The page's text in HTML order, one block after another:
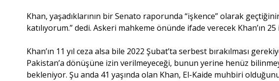
Khan, yaşadıklarının bir Senato raporunda “işkence” olarak
katılıyorum.” dedi. Askeri mahkeme önünde ifade verecek Khan’ın
Khan’ın 11 yıl ceza alsa bile 2022 Şubat’ta serbest bırakılması
Pakistan’a dönüşüne izin verilmeyeceği, bunun yerine henüz
bekleniyor. Şu anda 41 yaşında olan Khan, El-Kaide muhbiri